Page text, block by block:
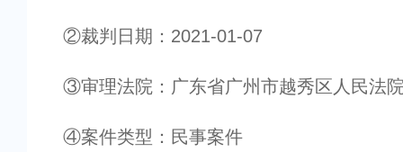
②裁判日期：2021-01-07
③审理法院：广东省广州市越秀区人民法
④案件类型：民事案件